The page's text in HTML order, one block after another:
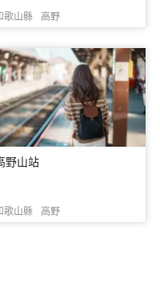
歌山縣 高野
野山站
歌山縣 高野